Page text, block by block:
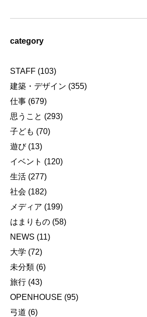
category
STAFF (103)
建築・デザイン (355)
仕事 (679)
思うこと (293)
子ども (70)
遊び(13)
イベント (120)
生活 (277)
社会 (182)
メディア (199)
はまりもの (58)
NEWS (11)
大学 (72)
未分類 (6)
旅行 (43)
OPENHOUSE (95)
弓道 (6)